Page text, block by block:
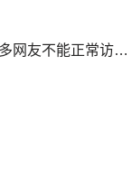
网友不能正常访…